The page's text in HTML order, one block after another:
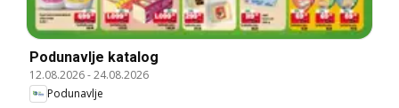
Podunavlje katalog
12.08.2026-24.08.2026
Podunavlje